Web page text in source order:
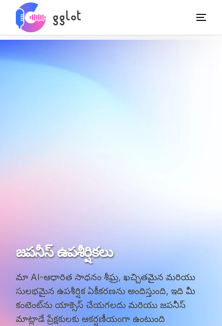
జపనీస్ ఉపశీర్షికలు
మా AI-ఆధారిత సాధనం శీఘ్ర, ఖచ్చితమైన మరియు
సులభమైన ఉపశీర్షిక ఏకీకరణను అందిస్తుంది, ఇది మీ
కంటెంట్‌ను యాక్సెస్ చేయగలదు మరియు జపనీస్
మాట్లాడే ప్రేక్షకులకు ఆకర్షణీయంగా ఉంటుంది